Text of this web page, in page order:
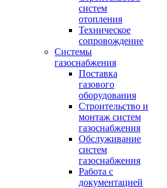
систем
отопления
Техническое
сопровождение
Системы
газоснабжения
Поставка
газового
оборудования
Строительство и
монтаж систем
газоснабжения
Обслуживание
систем
газоснабжения
Работа с
документацией